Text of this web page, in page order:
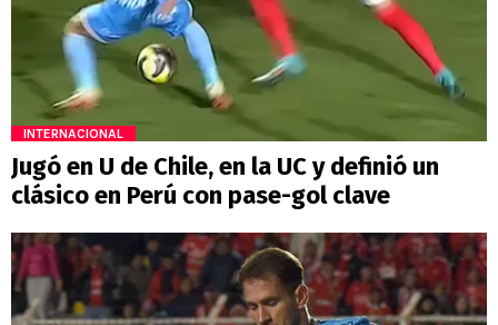
INTERNACIONAL
Jugó en U de Chile, en la UC y definió un
clásico en Perú con pase-gol clave